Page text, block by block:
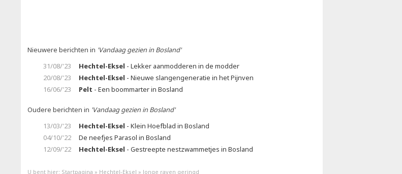
Nieuwere berichten in 'Vandaag gezien in Bosland'
31/08/'23
Hechtel-Eksel - Lekker aanmodderen in de modder
20/08/'23
Hechtel-Eksel - Nieuwe slangengeneratie in het Pijnven
16/06/'23
Pelt - Een boommarter in Bosland
Oudere berichten in 'Vandaag gezien in Bosland'
13/03/'23
Hechtel-Eksel - Klein Hoefblad in Bosland
04/10/'22
De neefjes Parasol in Bosland
12/09/'22
Hechtel-Eksel - Gestreepte nestzwammetjes in Bosland
U bent hier: Startpagina » Hechtel-Eksel » Jonge raven geringd